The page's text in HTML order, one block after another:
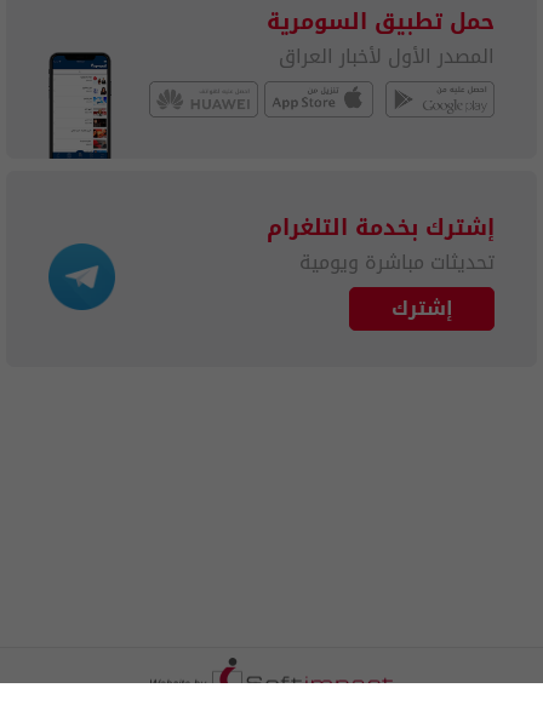
حمل تطبيق السومرية
المصدر الأول لأخبار العراق
إشترك بخدمة التلغرام
تحديثات مباشرة ويومية
إشترك